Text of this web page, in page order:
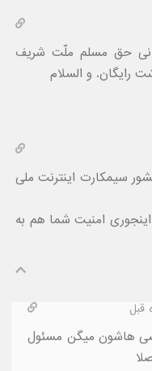
حق مسلم ملّت شریف
رایگان. و السلام
سیمکارت اینترنت ملی
اینجوری امنیت شما هم به
هاشون میگن مسئول